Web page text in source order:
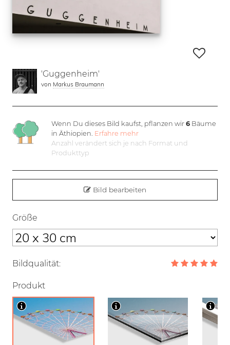
'Guggenheim'
von Markus Braumann
Wenn Du dieses Bild kaufst, pflanzen wir6 Bäume
in Äthiopien. Erfahre mehr
Anzahl verändert sich je nach Format und
Produkttyp
Bild bearbeiten
Größe
Bildqualität:
Produkt